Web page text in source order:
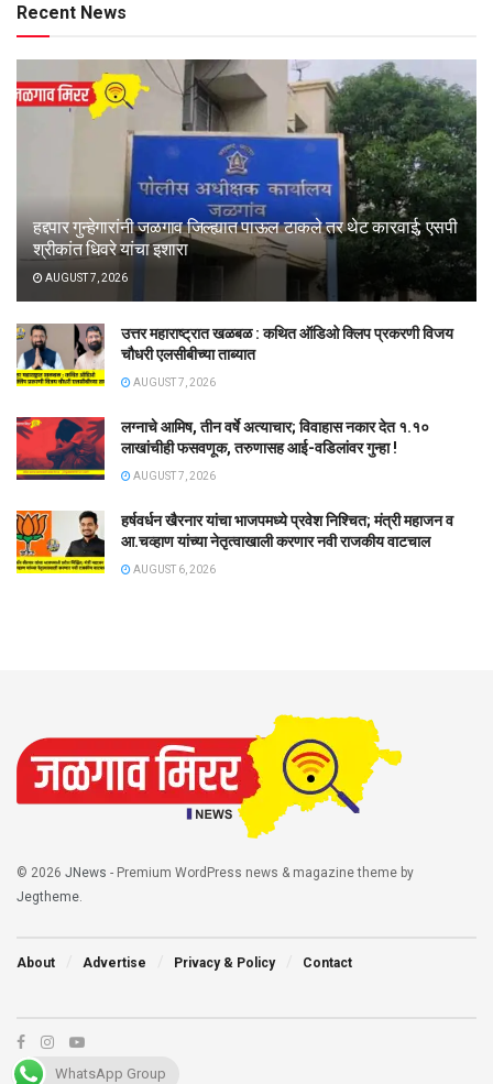
Recent News
हद्दपार गुन्हेगारांनी जळगाव जिल्ह्यात पाऊल टाकले तर थेट कारवाई; एसपी
श्रीकांत धिवरे यांचा इशारा
AUGUST 7, 2026
उत्तर महाराष्ट्रात खळबळ : कथित ऑडिओ क्लिप प्रकरणी विजय
चौधरी एलसीबीच्या ताब्यात
AUGUST 7, 2026
लग्नाचे आमिष, तीन वर्षे अत्याचार; विवाहास नकार देत १.१०
लाखांचीही फसवणूक, तरुणासह आई-वडिलांवर गुन्हा !
AUGUST 7, 2026
हर्षवर्धन खैरनार यांचा भाजपमध्ये प्रवेश निश्चित; मंत्री महाजन व
आ.चव्हाण यांच्या नेतृत्वाखाली करणार नवी राजकीय वाटचाल
AUGUST 6, 2026
© 2026 JNews - Premium WordPress news & magazine theme by
Jegtheme
About Advertise Privacy & Policy Contact
WhatsApp Group